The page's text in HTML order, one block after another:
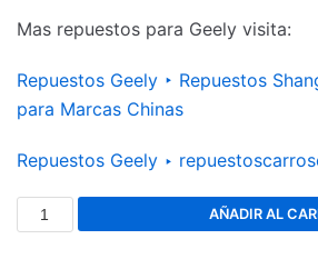
Mas repuestos para Geely visita:
Repuestos Geely ‣ Repuestos
para Marcas Chinas
Repuestos Geely ‣
AÑADIR AL